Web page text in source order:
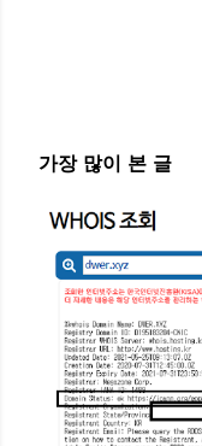
가장 많이 본 글